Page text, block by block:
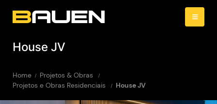
House JV
Home
Projetos & Obras
Projetos e Obras Residenciais
House JV